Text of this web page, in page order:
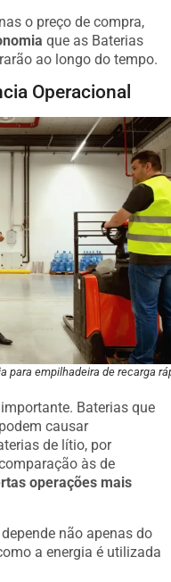
o preço de compra,
que as Baterias
ao longo do tempo.
Operacional
para empilhadeira de recarga
Baterias que
causar
de lítio, por
às de
operações mais
não apenas do
a energia é utilizada